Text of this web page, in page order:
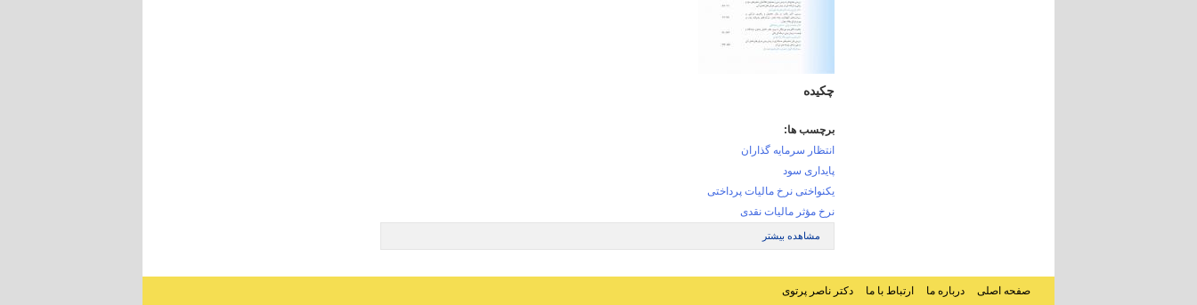
چکیده
برچسب ها:
انتظار سرمايه گذاران
پایداری سود
یکنواختی نرخ مالیات پرداختی
نرخ مؤثر مالیات نقدی
مشاهده بیشتر
صفحه اصلی درباره ما ارتباط با ما دکتر ناصر پرتوی